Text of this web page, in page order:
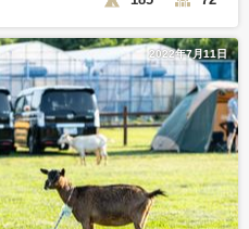
2022年7月11日